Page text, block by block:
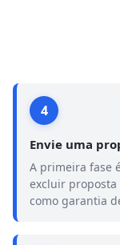
4
Envie uma
A primeira fase
excluir
como garantia